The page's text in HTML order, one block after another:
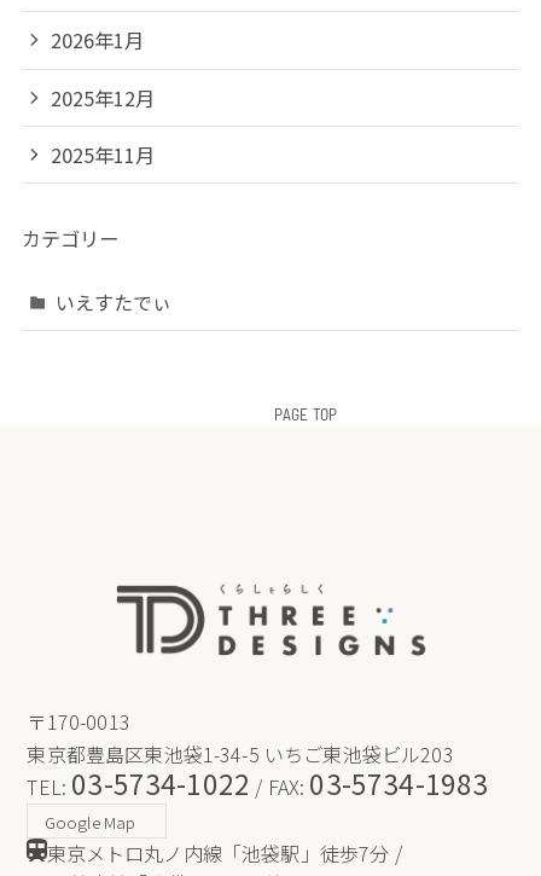
2026年1月
2025年12月
2025年11月
カテゴリー
いえすたでぃ
〒170-0013
東京都豊島区東池袋1-34-5 いちご東池袋ビル203
TEL: 03-5734-1022 / FAX: 03-5734-1983
Google Map
東京メトロ丸ノ内線「池袋駅」徒歩7分 /
PAGE TOP